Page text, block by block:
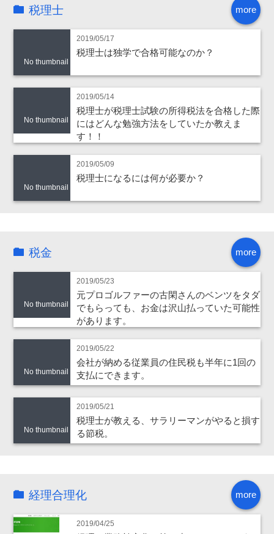
more
税理士
No thumbnail
2019/05/17
税理士は独学で合格可能なのか？
No thumbnail
2019/05/14
税理士が税理士試験の所得税法を合格した際
にはどんな勉強方法をしていたか教えま
す！！
No thumbnail
2019/05/09
税理士になるには何が必要か？
more
税金
No thumbnail
2019/05/23
元プロゴルファーの古閑さんのベンツをタダ
でもらっても、お金は沢山払っていた可能性
があります。
No thumbnail
2019/05/22
会社が納める従業員の住民税も半年に1回の
支払にできます。
No thumbnail
2019/05/21
税理士が教える、サラリーマンがやると損す
る節税。
more
経理合理化
2019/04/25